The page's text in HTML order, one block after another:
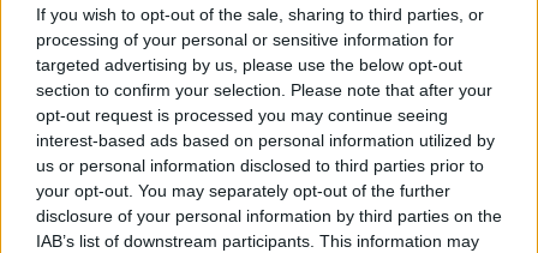
If you wish to opt-out of the sale, sharing to third parties, or
processing of your personal or sensitive information for
targeted advertising by us, please use the below opt-out
section to confirm your selection. Please note that after your
opt-out request is processed you may continue seeing
interest-based ads based on personal information utilized by
us or personal information disclosed to third parties prior to
your opt-out. You may separately opt-out of the further
disclosure of your personal information by third parties on the
IAB’s list of downstream participants. This information may